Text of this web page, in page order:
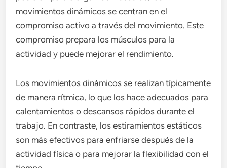
movimientos dinámicos se centran en el
compromiso activo a través del movimiento. Este
compromiso prepara los músculos para la
actividad y puede mejorar el rendimiento.
Los movimientos dinámicos se realizan típicamente
de manera rítmica, lo que los hace adecuados para
calentamientos o descansos rápidos durante el
trabajo. En contraste, los estiramientos estáticos
son más efectivos para enfriarse después de la
actividad física o para mejorar la flexibilidad con el